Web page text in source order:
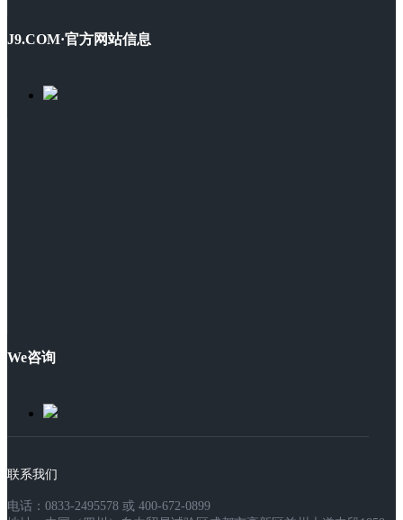
J9.COM·官方网站信息
We咨询
联系我们
电话：0833-2495578 或 400-672-0899